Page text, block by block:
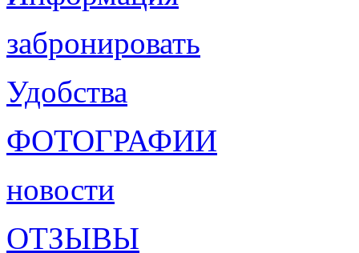
забронировать
Удобства
ФОТОГРАФИИ
новости
ОТЗЫВЫ